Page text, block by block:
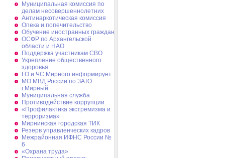
Муниципальная комиссия по
делам несовершеннолетних
Антинаркотическая комиссия
Опека и попечительство
Обучение иностранных граждан
ОСФР по Архангельской
области и НАО
Поддержка участникам СВО
Укрепление общественного
здоровья
ГО и ЧС Мирного информирует
МО МВД России по ЗАТО
г.Мирный
Муниципальная cлужба
Противодействие коррупции
«Профилактика экстремизма и
терроризма»
Мирнинская городская ТИК
Резерв управленческих кадров
Межрайонная ИФНС России №
6
«Охрана труда»